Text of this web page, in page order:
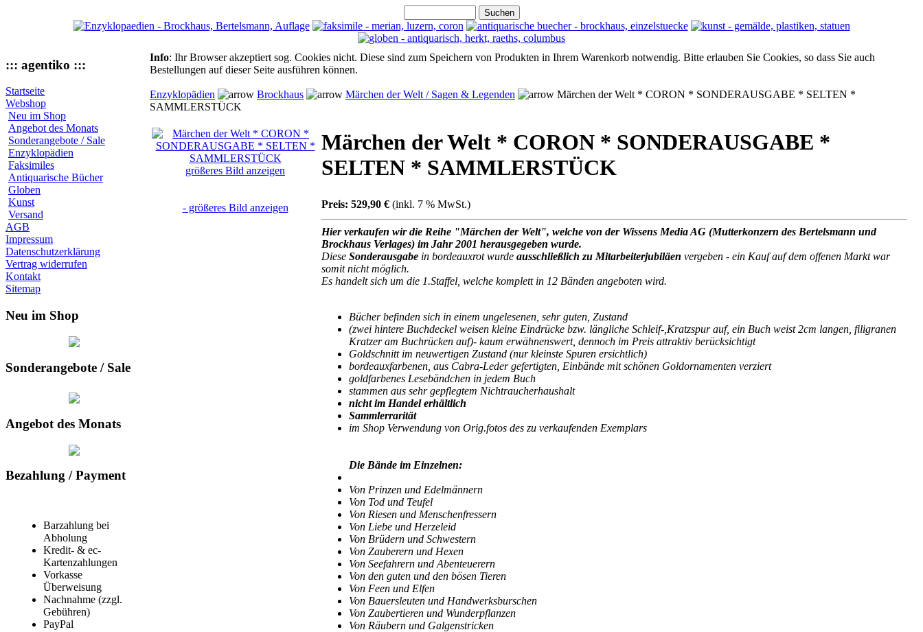
::: agentiko :::
Startseite
Webshop
Neu im Shop
Angebot des Monats
Sonderangebote / Sale
Enzyklopädien
Faksimiles
Antiquarische Bücher
Globen
Kunst
Versand
AGB
Impressum
Datenschutzerklärung
Vertrag widerrufen
Kontakt
Sitemap
Neu im Shop
Sonderangebote / Sale
Angebot des Monats
Bezahlung / Payment
Barzahlung bei
Abholung
Kredit- & ec-
Kartenzahlungen
Vorkasse
Überweisung
Nachnahme (zzgl.
Gebühren)
PayPal
Info: Ihr Browser akzeptiert sog. Cookies nicht. Diese sind zum Speichern von Produkten in Ihrem Warenkorb notwendig. Bitte erlauben Sie Cookies, so dass Sie auch
Bestellungen auf dieser Seite ausführen können.
Enzyklopädien Brockhaus Märchen der Welt / Sagen & Legenden
Märchen der Welt * CORON * SONDERAUSGABE * SELTEN *
SAMMLERSTÜCK
größeres Bild anzeigen
- größeres Bild anzeigen
Märchen der Welt * CORON * SONDERAUSGABE *
SELTEN * SAMMLERSTÜCK
Preis: 529,90 € (inkl. 7 % MwSt.)
Hier verkaufen wir die Reihe "Märchen der Welt", welche von der Wissens Media AG (Mutterkonzern des Bertelsmann und
Brockhaus Verlages) im Jahr 2001 herausgegeben wurde.
Diese Sonderausgabe in bordeauxrot wurde ausschließlich zu Mitarbeiterjubiläen vergeben - ein Kauf auf dem offenen Markt war
somit nicht möglich.
Es handelt sich um die 1.Staffel, welche komplett in 12 Bänden angeboten wird.
Bücher befinden sich in einem ungelesenen, sehr guten, Zustand
(zwei hintere Buchdeckel weisen kleine Eindrücke bzw. längliche Schleif-,Kratzspur auf, ein Buch weist 2cm langen, filigranen
Kratzer am Buchrücken auf)- kaum erwähnenswert, dennoch im Preis attraktiv berücksichtigt
Goldschnitt im neuwertigen Zustand (nur kleinste Spuren ersichtlich)
bordeauxfarbenen, aus Cabra-Leder gefertigten, Einbände mit schönen Goldornamenten verziert
goldfarbenes Lesebändchen in jedem Buch
stammen aus sehr gepflegtem Nichtraucherhaushalt
nicht im Handel erhältlich
Sammlerrarität
im Shop Verwendung von Orig.fotos des zu verkaufenden Exemplars
Die Bände im Einzelnen:
Von Prinzen und Edelmännern
Von Tod und Teufel
Von Riesen und Menschenfressern
Von Liebe und Herzeleid
Von Brüdern und Schwestern
Von Zauberern und Hexen
Von Seefahrern und Abenteuerern
Von den guten und den bösen Tieren
Von Feen und Elfen
Von Bauersleuten und Handwerksburschen
Von Zaubertieren und Wunderpflanzen
Von Räubern und Galgenstricken